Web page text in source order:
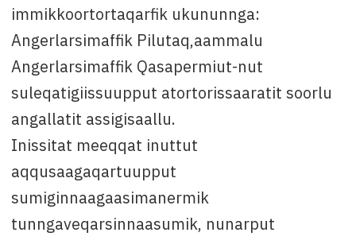
immikkoortortaqarfik ukununnga:
Angerlarsimaffik Pilutaq,aammalu
Angerlarsimaffik Qasapermiut-nut
suleqatigiissuupput atortorissaaratit soorlu
angallatit assigisaallu.
Inissitat meeqqat inuttut
aqqusaagaqartuupput
sumiginnaagaasimanermik
tunngaveqarsinnaasumik, nunarput